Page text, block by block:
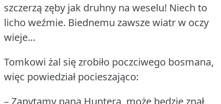
szczerzą zęby jak druhny na weselu! Niech to
licho weźmie. Biednemu zawsze wiatr w oczy
wieje…
Tomkowi żal się zrobiło poczciwego bosmana,
więc powiedział pocieszająco:
– Zapytamy pana Huntera, może będzie znał